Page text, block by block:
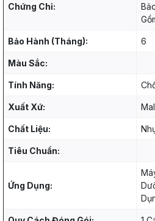
Chứng Chỉ:
Bảo Hành (Tháng): 6
Màu Sắc:
Tính Năng:
Xuất Xứ:
Chất Liệu:
Tiêu Chuẩn:
Ứng Dụng: